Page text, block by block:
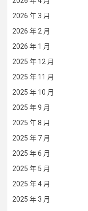
2026 年 3 月
2026 年 2 月
2026 年 1 月
2025 年 12 月
2025 年 11 月
2025 年 10 月
2025 年 9 月
2025 年 8 月
2025 年 7 月
2025 年 6 月
2025 年 5 月
2025 年 4 月
2025 年 3 月